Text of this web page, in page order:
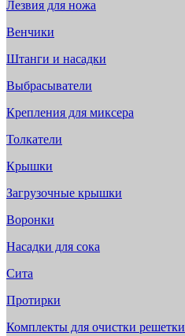
Лезвия для ножа
Венчики
Штанги и насадки
Выбрасыватели
Крепления для миксера
Толкатели
Крышки
Загрузочные крышки
Воронки
Насадки для сока
Сита
Протирки
Комплекты для очистки решетки